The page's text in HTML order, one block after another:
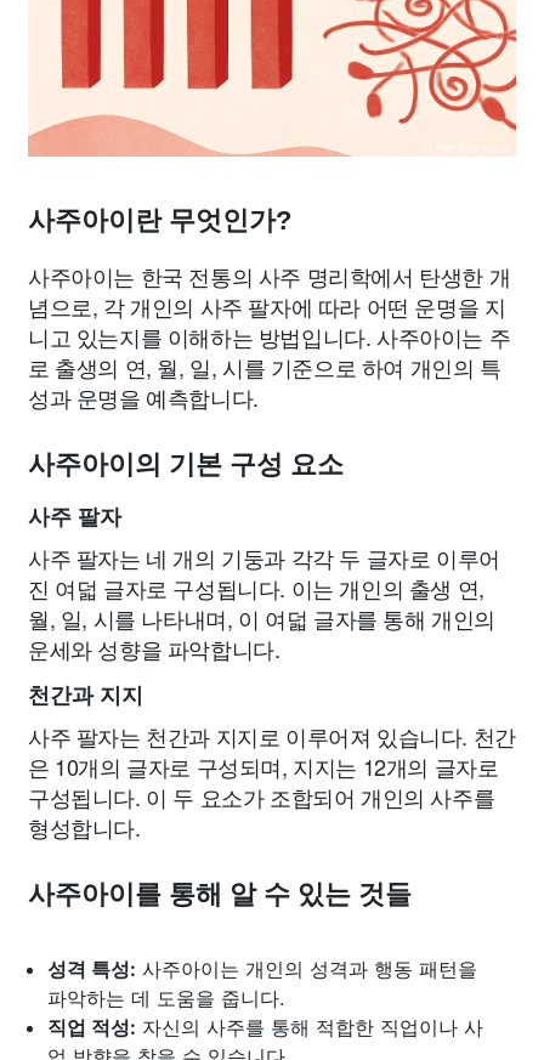
사주아이란 무엇인가?
사주아이는 한국 전통의 사주 명리학에서 탄생한 개
념으로, 각 개인의 사주 팔자에 따라 어떤 운명을 지
니고 있는지를 이해하는 방법입니다. 사주아이는 주
로 출생의 연, 월, 일, 시를 기준으로 하여 개인의 특
성과 운명을 예측합니다.
사주아이의 기본 구성 요소
사주 팔자
사주 팔자는 네 개의 기둥과 각각 두 글자로 이루어
진 여덟 글자로 구성됩니다. 이는 개인의 출생 연,
월, 일, 시를 나타내며, 이 여덟 글자를 통해 개인의
운세와 성향을 파악합니다.
천간과 지지
사주 팔자는 천간과 지지로 이루어져 있습니다. 천간
은 10개의 글자로 구성되며, 지지는 12개의 글자로
구성됩니다. 이 두 요소가 조합되어 개인의 사주를
형성합니다.
사주아이를 통해 알 수 있는 것들
성격 특성: 사주아이는 개인의 성격과 행동 패턴을
파악하는 데 도움을 줍니다.
직업 적성: 자신의 사주를 통해 적합한 직업이나 사